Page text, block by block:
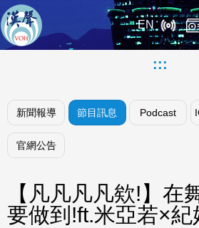
EN
:::
新聞報導 節目訊息 Podcast
官網公告
【凡凡凡凡欸!】在
要做到!ft.米亞若×紀